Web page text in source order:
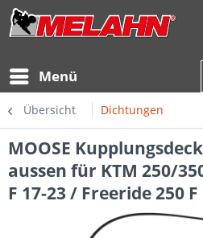
Menü
Übersicht Dichtungen
MOOSE
aussen für KTM 250/
F 17-23 / Freeride 250 F